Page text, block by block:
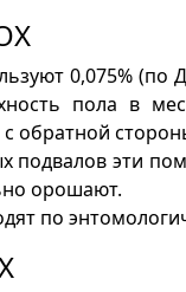
0,075%
пола в
обратной
подвалов эти
орошают.
по